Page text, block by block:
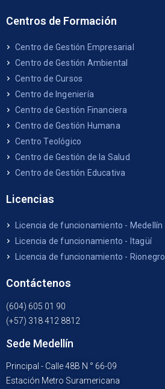
Centros de Formación
Centro de Gestión Empresarial
Centro de Gestión Ambiental
Centro de Cursos
Centro de Ingeniería
Centro de Gestión Financiera
Centro de Gestión Humana
Centro Teológico
Centro de Gestión de la Salud
Centro de Gestión Educativa
Licencias
Licencia de funcionamiento - Medellín
Licencia de funcionamiento - Itagüí
Licencia de funcionamiento - Rionegro
Contáctenos
(604) 605 01 90
(+57) 318 412 8812
Sede Medellín
Principal - Calle 48B N ° 66-09
Estación Metro Suramericana